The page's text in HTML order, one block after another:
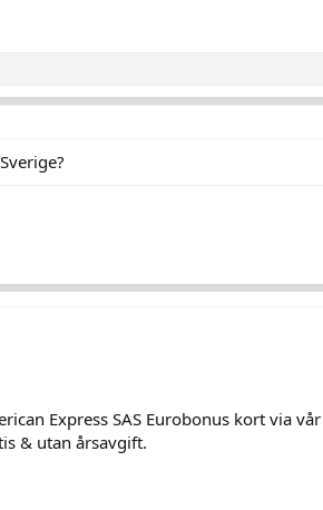
Express SAS Eurobonus kort via vår
& utan årsavgift.